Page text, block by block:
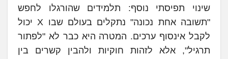
שינוי תפיסתי נוסף: תלמידים שהורגלו לחפש
"תשובה אחת נכונה" נתקלים בעולם שבו X יכול
לקבל אינסוף ערכים. המטרה היא כבר לא "לפתור
תרגיל", אלא לזהות חוקיות ולהבין קשרים בין